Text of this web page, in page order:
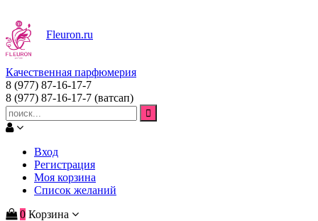
Fleuron.ru
Качественная парфюмерия
8 (977) 87-16-17-7
8 (977) 87-16-17-7 (ватсап)
Вход
Регистрация
Моя корзина
Список желаний
0 Корзина